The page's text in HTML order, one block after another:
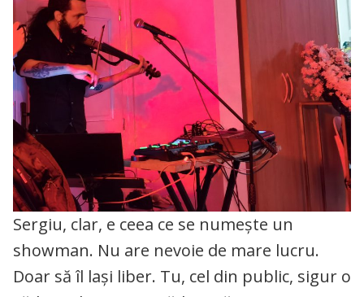
Sergiu, clar, e ceea ce se numește un
showman. Nu are nevoie de mare lucru.
Doar să îl lași liber. Tu, cel din public, sigur o